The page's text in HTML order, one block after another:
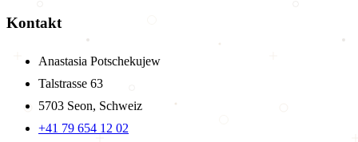
Kontakt
Anastasia Potschekujew
Talstrasse 63
5703 Seon, Schweiz
+41 79 654 12 02